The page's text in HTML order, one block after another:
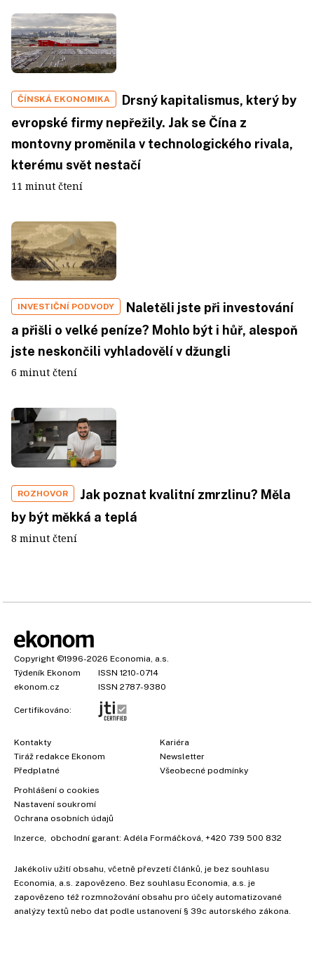
ČÍNSKÁ EKONOMIKA
Drsný kapitalismus, který by
evropské firmy nepřežily. Jak se Čína z
montovny proměnila v technologického rivala,
kterému svět nestačí
11 minut čtení
INVESTIČNÍ PODVODY
Naletěli jste při investování
a přišli o velké peníze? Mohlo být i hůř, alespoň
jste neskončili vyhladovělí v džungli
6 minut čtení
ROZHOVOR
Jak poznat kvalitní zmrzlinu? Měla
by být měkká a teplá
8 minut čtení
Copyright ©1996-2026 Economia, a.s.
Týdeník Ekonom
ISSN 1210-0714
ekonom.cz
ISSN 2787-9380
Certifikováno:
Kontakty
Tiráž redakce Ekonom
Předplatné
Kariéra
Newsletter
Všeobecné podmínky
Prohlášení o cookies
Nastavení soukromí
Ochrana osobních údajů
Inzerce , obchodní garant: Adéla Formáčková +420 739 500 832
Jakékoliv užití obsahu, včetně převzetí článků, je bez souhlasu
Economia, a.s. zapovězeno. Bez souhlasu Economia, a.s. je
zapovězeno též rozmnožování obsahu pro účely automatizované
analýzy textů nebo dat podle ustanovení § 39c autorského zákona.